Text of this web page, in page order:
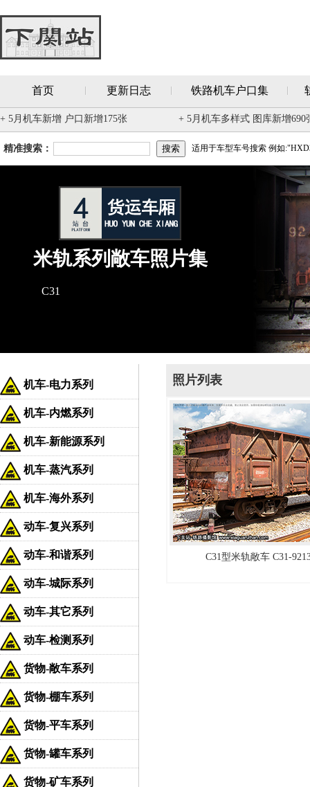
首页 更新日志 铁路机车户口集
+ 5月机车新增 户口新增175张 + 5月机车多样式 图库新增690
精准搜索： 适用于车型车号搜索 例如
米轨系列敞车照片集
C31
机车-电力系列
机车-内燃系列
机车-新能源系列
机车-蒸汽系列
机车-海外系列
动车-复兴系列
动车-和谐系列
动车-城际系列
动车-其它系列
动车-检测系列
货物-敞车系列
货物-棚车系列
货物-平车系列
货物-罐车系列
货物-矿车系列
照片列表
C31型米轨敞车 C31-